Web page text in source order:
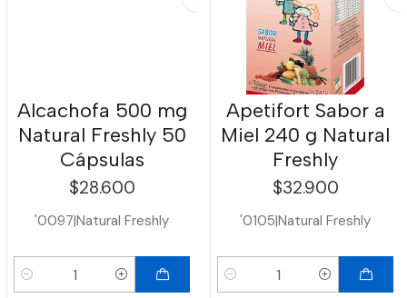
Alcachofa 500 mg
Natural Freshly 50
Cápsulas
$28.600
'0097|Natural Freshly
Cantidad
Apetifort Sabor a
Miel 240 g Natural
Freshly
$32.900
'0105|Natural Freshly
Cantidad